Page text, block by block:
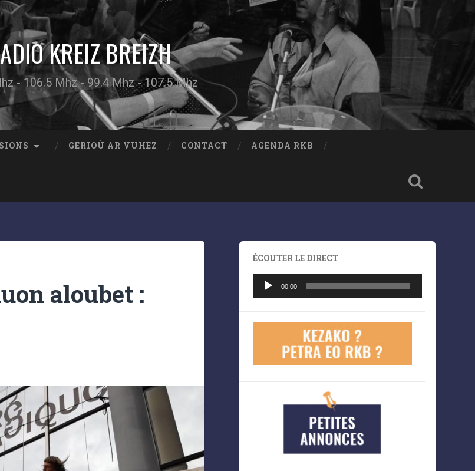
KREIZ BREIZH
- 106.5 Mhz - 99.4 Mhz - 107.5 Mhz
GERIOÙ AR VUHEZ CONTACT AGENDA RKB
aloubet :
ÉCOUTER LE DIRECT
Lecteur
audio
00:00